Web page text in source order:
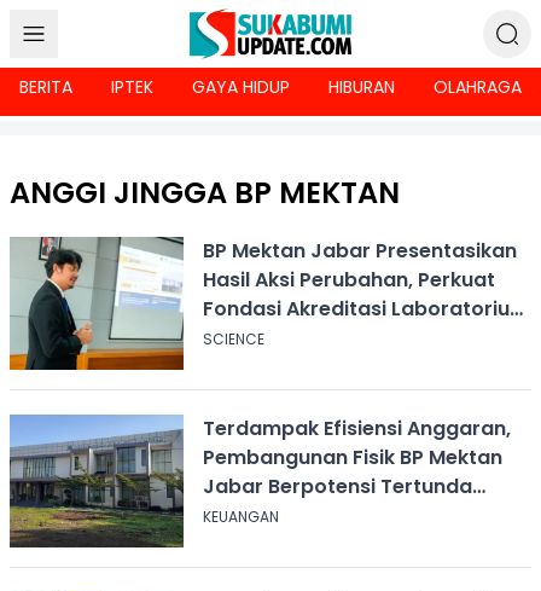
BERITA IPTEK GAYA HIDUP HIBURAN OLAHRAGA
ANGGI JINGGA BP MEKTAN
BP Mektan Jabar Presentasikan
Hasil Aksi Perubahan, Perkuat
Fondasi Akreditasi Laboratorium
Uji Alsintan
SCIENCE
Terdampak Efisiensi Anggaran,
Pembangunan Fisik BP Mektan
Jabar Berpotensi Tertunda
hingga 2027
KEUANGAN